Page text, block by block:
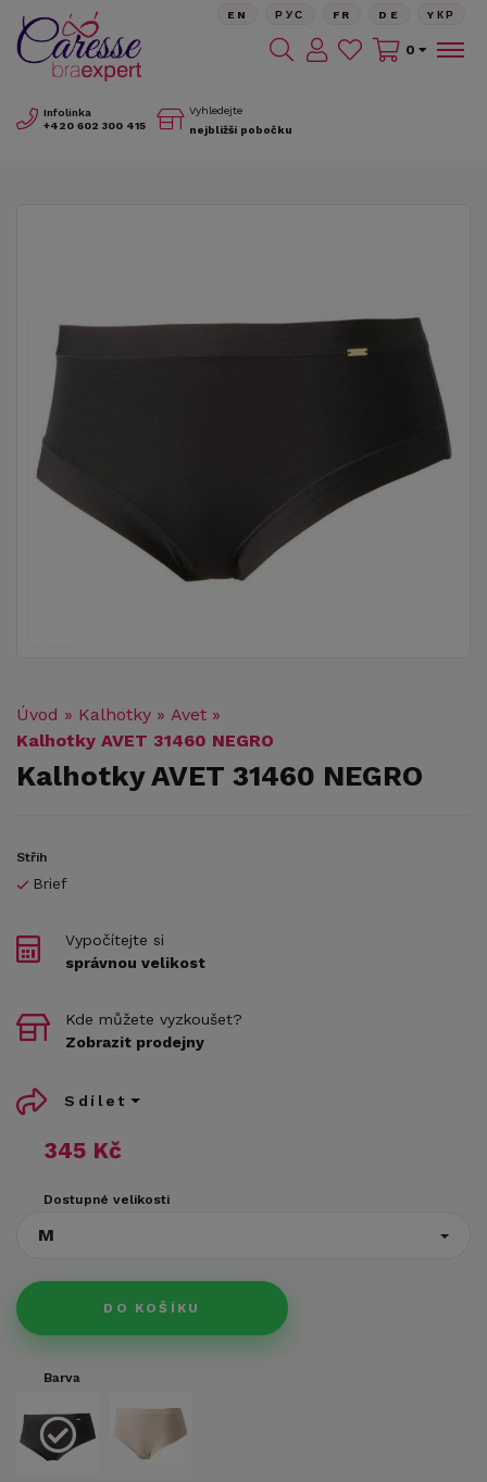
Infolinka
+420 602 300 415
Vyhledejte
nejbližší pobočku
EN РУС FR DE YКР
0
Úvod » Kalhotky » Avet »
Kalhotky AVET 31460 NEGRO
Kalhotky AVET 31460 NEGRO
Střih
Brief
345 Kč
Dostupné velikosti
M
DO KOŠÍKU
Vypočítejte si
správnou velikost
Kde můžete vyzkoušet?
Zobrazit prodejny
Sdílet
Barva